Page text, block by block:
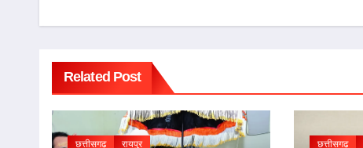
Related Post
छत्तीसगढ़ रायपुर छत्तीसगढ़